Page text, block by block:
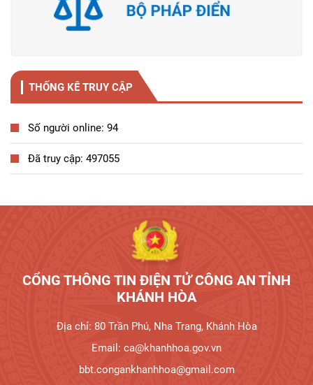
THỐNG KÊ TRUY CẬP
Số người online: 94
Đã truy cập: 497055
CỔNG THÔNG TIN ĐIỆN TỬ CÔNG AN TỈNH
KHÁNH HÒA
Địa chỉ: 80 Trần Phú, Nha Trang, Khánh Hòa
Email: ca@khanhhoa.gov.vn
bbt.congankhanhhoa@gmail.com